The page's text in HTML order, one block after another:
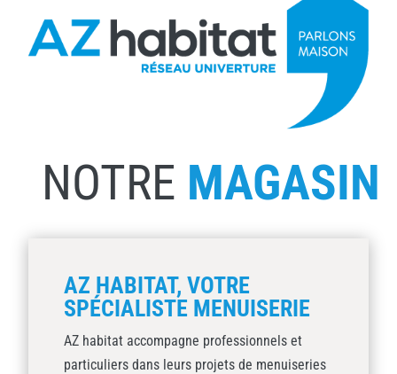
NOTRE MAGASIN
AZ HABITAT, VOTRE
SPÉCIALISTE MENUISERIE
AZ habitat accompagne professionnels et
particuliers dans leurs projets de menuiseries